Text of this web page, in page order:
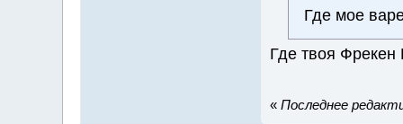
Где мое
Где твоя Фрекен
« Последнее